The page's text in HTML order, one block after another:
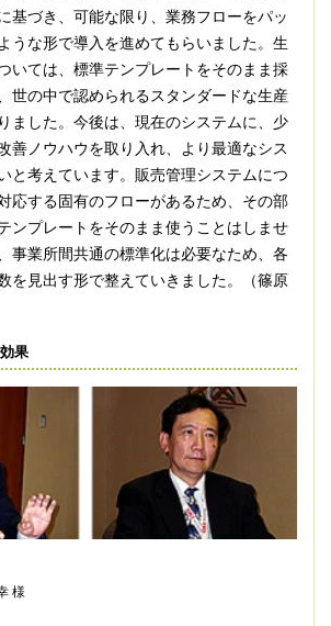
基づき、可能な限り、業務フローをパッ
うな形で導入を進めてもらいました。生
いては、標準テンプレートをそのまま採
世の中で認められるスタンダードな生産
ました。今後は、現在のシステムに、少
善ノウハウを取り入れ、より最適なシス
と考えています。販売管理システムにつ
応する固有のフローがあるため、その部
ンプレートをそのまま使うことはしませ
事業所間共通の標準化は必要なため、各
を見出す形で整えていきました。（篠原
果
様